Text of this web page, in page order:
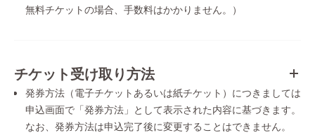
無料チケットの場合、手数料はかかりません。）
チケット受け取り方法
発券方法（電子チケットあるいは紙チケット）につきましては
申込画面で「発券方法」として表示された内容に基づきます。
なお、発券方法は申込完了後に変更することはできません。